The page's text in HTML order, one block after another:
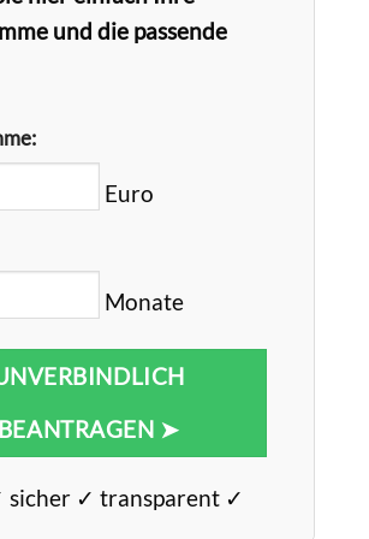
und die passende
Euro
Monate
BEANTRAGEN ➤
sicher ✓ transparent ✓